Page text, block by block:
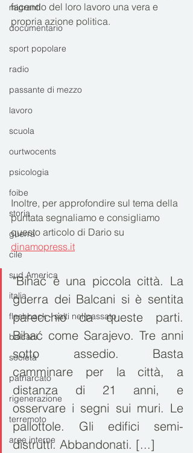
migranti
documentario
sport popolare
radio
passante di mezzo
lavoro
scuola
ourtwocents
psicologia
foibe
storia
guerra
cile
sud America
italia
flashback - salti nel passato
balcani
società
patriarcato
rigenerazione
terremoto
aree interne
facendo del loro lavoro una vera e
propria azione politica.
Inoltre, per approfondire sul tema della
puntata segnaliamo e consigliamo
questo articolo di Dario su
dinamopress.it
"Bihać è una piccola città. La
guerra dei Balcani si è sentita
parecchio da queste parti.
Bihać come Sarajevo. Tre anni
sotto assedio. Basta
camminare per la città, a
distanza di 21 anni, e
osservare i segni sui muri. Le
pallottole. Gli edifici semi-
distrutti. Abbandonati. [...]